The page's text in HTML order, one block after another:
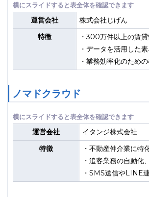
運営会社
株式会社じげん
特徴
・300万件以上の賃
・データを活用した
・業務効率化のため
ノマドクラウド
運営会社
イタンジ株式会社
特徴
・不動産仲介業に特
・追客業務の自動化
・SMS送信やLINE